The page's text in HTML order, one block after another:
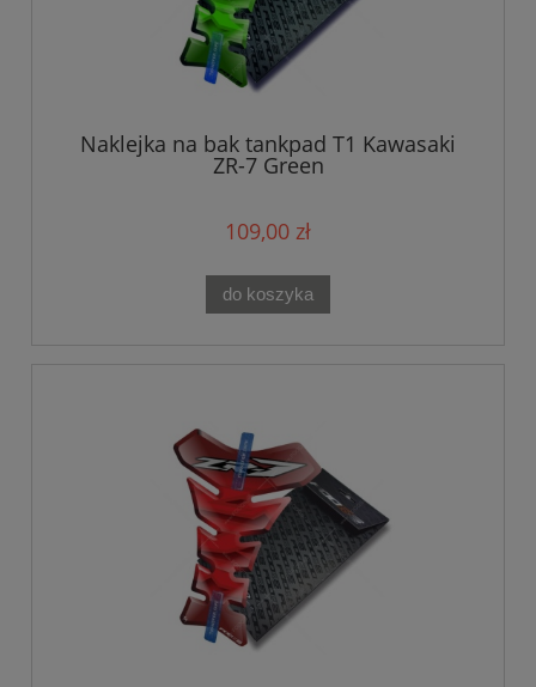
Naklejka na bak tankpad T1 Kawasaki
ZR-7 Green
109,00 zł
do koszyka